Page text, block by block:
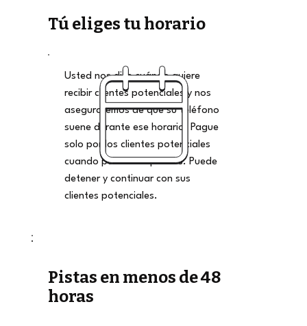
Tú eliges tu horario
Usted nos dice cuándo quiere
recibir clientes potenciales y nos
aseguraremos de que su teléfono
suene durante ese horario. Pague
solo por los clientes potenciales
cuando pueda aceptarlos. Puede
detener y continuar con sus
clientes potenciales.
Pistas en menos de 48
horas